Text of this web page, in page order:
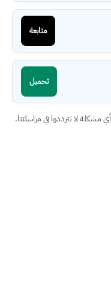
متابعة
تحميل
لا تترددوا في مراسلتنا.